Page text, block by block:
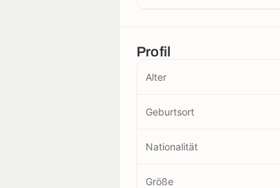
Profil
Alter
Geburtsort
Nationalität
Größe